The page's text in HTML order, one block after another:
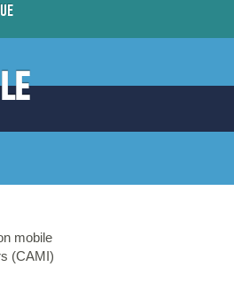
mobile
(CAMI)